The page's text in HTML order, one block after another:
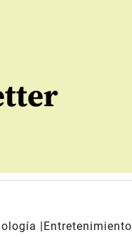
Entretenimiento